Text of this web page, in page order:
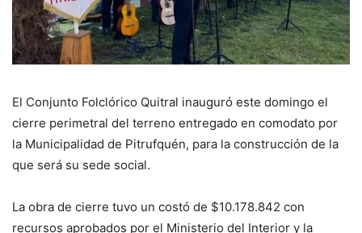
El Conjunto Folclórico Quitral inauguró este domingo el
cierre perimetral del terreno entregado en comodato por
la Municipalidad de Pitrufquén, para la construcción de la
que será su sede social.
La obra de cierre tuvo un costó de $10.178.842 con
recursos aprobados por el Ministerio del Interior y la